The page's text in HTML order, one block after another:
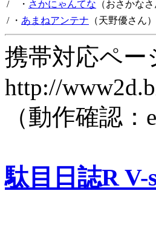
/ ・ さかにゃんてな （おさかなさ
/ ・ あまねアンテナ （天野優さん）
携帯対応ペー
http://
（動作確認
駄目日誌R V-